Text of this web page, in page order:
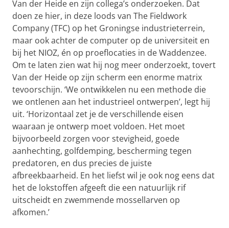
Van der Heide en zijn collega’s onderzoeken. Dat
doen ze hier, in deze loods van The Fieldwork
Company (TFC) op het Groningse industrieterrein,
maar ook achter de computer op de universiteit en
bij het NIOZ, én op proeflocaties in de Waddenzee.
Om te laten zien wat hij nog meer onderzoekt, tovert
Van der Heide op zijn scherm een enorme matrix
tevoorschijn. ‘We ontwikkelen nu een methode die
we ontlenen aan het industrieel ontwerpen’, legt hij
uit. ‘Horizontaal zet je de verschillende eisen
waaraan je ontwerp moet voldoen. Het moet
bijvoorbeeld zorgen voor stevigheid, goede
aanhechting, golfdemping, bescherming tegen
predatoren, en dus precies de juiste
afbreekbaarheid. En het liefst wil je ook nog eens dat
het de lokstoffen afgeeft die een natuurlijk rif
uitscheidt en zwemmende mossellarven op
afkomen.’